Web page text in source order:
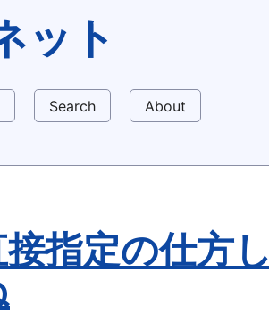
ット
Search About
指定の仕方し